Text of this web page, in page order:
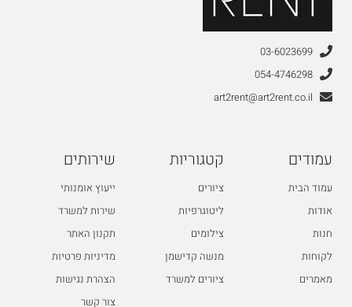
03-6023699
054-4746298
art2rent@art2rent.co.il
עמודים
עמוד הבית
אודות
חנות
לקוחות
מאמרים
קטגוריות
ציורים
ליטוגרפיות
צילומים
מנשה קדישמן
ציורים למשרד
שירותים
ייעוץ אומנותי
שירות למשרד
תקנון האתר
מדיניות פרטיות
הצהרת נגישות
צור קשר